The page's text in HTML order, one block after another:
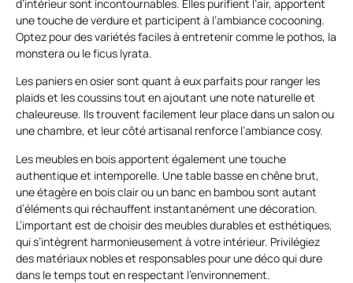
d’intérieur sont incontournables. Elles purifient l’air, apportent
une touche de verdure et participent à l’ambiance cocooning.
Optez pour des variétés faciles à entretenir comme le pothos, la
monstera ou le ficus lyrata.
Les paniers en osier sont quant à eux parfaits pour ranger les
plaids et les coussins tout en ajoutant une note naturelle et
chaleureuse. Ils trouvent facilement leur place dans un salon ou
une chambre, et leur côté artisanal renforce l’ambiance cosy.
Les meubles en bois apportent également une touche
authentique et intemporelle. Une table basse en chêne brut,
une étagère en bois clair ou un banc en bambou sont autant
d’éléments qui réchauffent instantanément une décoration.
L’important est de choisir des meubles durables et esthétiques,
qui s’intègrent harmonieusement à votre intérieur. Privilégiez
des matériaux nobles et responsables pour une déco qui dure
dans le temps tout en respectant l’environnement.